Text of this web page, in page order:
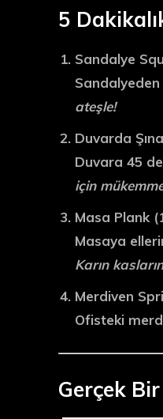
5
Sandalye
ateşle!
Duvarda
Duvara 45
için
Masa Plank
Masaya
Karın
Merdiven
Ofisteki
Gerçek